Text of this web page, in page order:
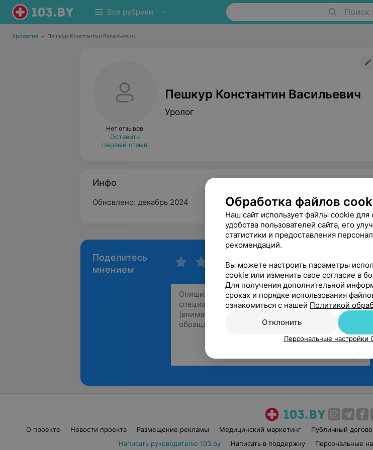
Все рубрики Поиск
Урология • Пешкур Константин Васильевич
Нет отзывов
Оставить
первый отзыв
Пешкур Константин Васильевич
Уролог
Инфо
Обновлено: декабрь 2024
Поделитесь
мнением
О проекте Новости проекта Размещение рекламы Медицинский маркетинг Публичный
Написать руководителю 103.by
Написать в поддержку Персональные
Обработка файлов
Наш сайт использует файлы cookie для
удобства пользователей сайта, его
статистики и предоставления
рекомендаций.
Вы можете настроить параметры
cookie или изменить свое согласие в
Для получения дополнительной
сроках и порядке использования
ознакомиться с нашей Политикой
Отклонить
Персональные настройки